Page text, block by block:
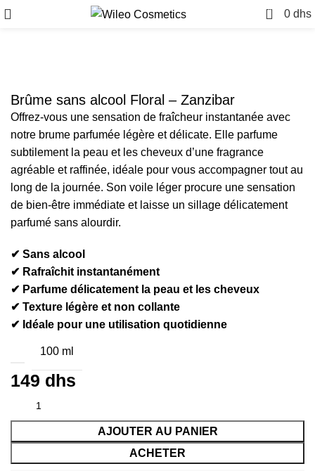
0 0 dhs
Brûme sans alcool Floral – Zanzibar
Offrez-vous une sensation de fraîcheur instantanée avec
notre brume parfumée légère et délicate. Elle parfume
subtilement la peau et les cheveux d’une fragrance
agréable et raffinée, idéale pour vous accompagner tout au
long de la journée. Son voile léger procure une sensation
de bien-être immédiate et laisse un sillage délicatement
parfumé sans alourdir.
✔ Sans alcool
✔ Rafraîchit instantanément
✔ Parfume délicatement la peau et les cheveux
✔ Texture légère et non collante
✔ Idéale pour une utilisation quotidienne
100 ml
149 dhs
AJOUTER AU PANIER
ACHETER